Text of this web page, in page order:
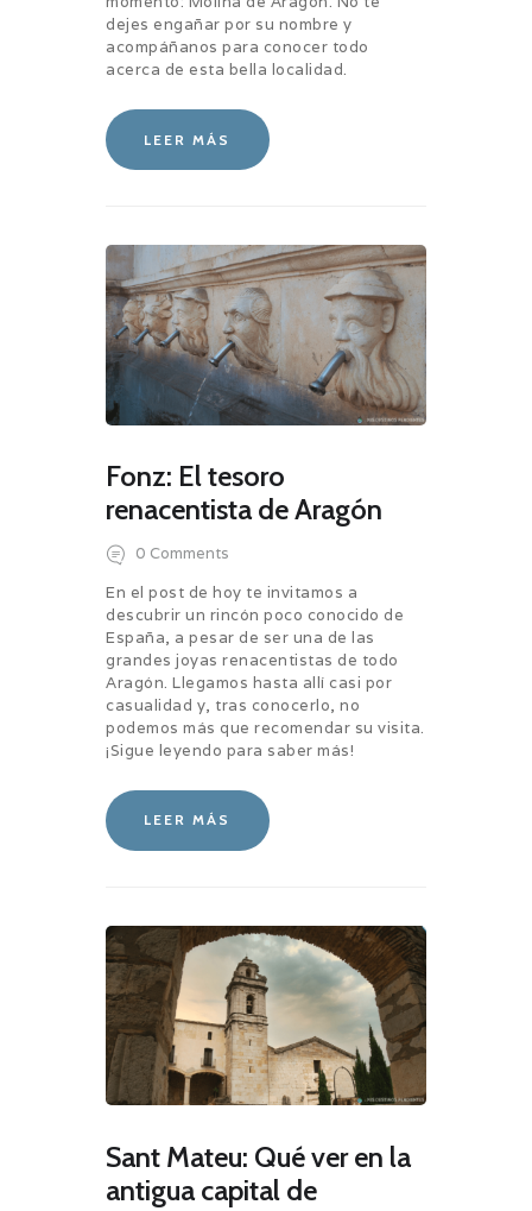
dejes engañar por su nombre y
acompáñanos para conocer todo
acerca de esta bella localidad.
LEER MÁS
Fonz: El tesoro
renacentista de Aragón
0 Comments
En el post de hoy te invitamos a
descubrir un rincón poco conocido de
España, a pesar de ser una de las
grandes joyas renacentistas de todo
Aragón. Llegamos hasta allí casi por
casualidad y, tras conocerlo, no
podemos más que recomendar su visita.
¡Sigue leyendo para saber más!
LEER MÁS
Sant Mateu: Qué ver en la
antigua capital de